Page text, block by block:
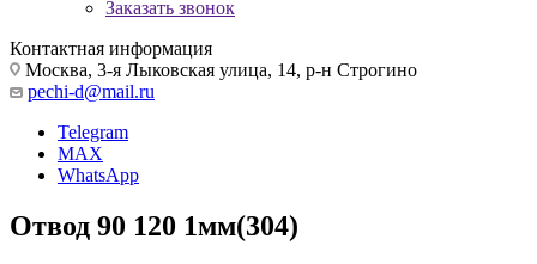
Заказать звонок
Контактная информация
Москва, 3-я Лыковская улица, 14, р-н Строгино
pechi-d@mail.ru
Telegram
MAX
WhatsApp
Отвод 90 120 1мм(304)